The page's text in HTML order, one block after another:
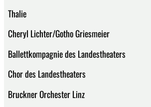
Thalie
Cheryl Lichter/Gotho Griesmeier
Ballettkompagnie des Landestheaters
Chor des Landestheaters
Bruckner Orchester Linz